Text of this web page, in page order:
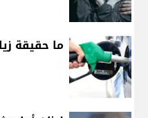
ما حقيقة